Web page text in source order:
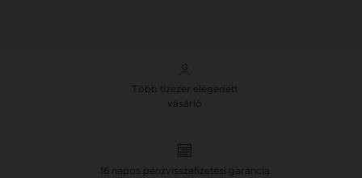
Több tízezer elégedett
vásárló
16 napos pénzvisszafizetési garancia